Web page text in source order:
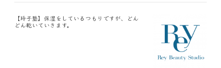
【玲子塾】保湿をしているつもりですが、どん
どん乾いていきます。